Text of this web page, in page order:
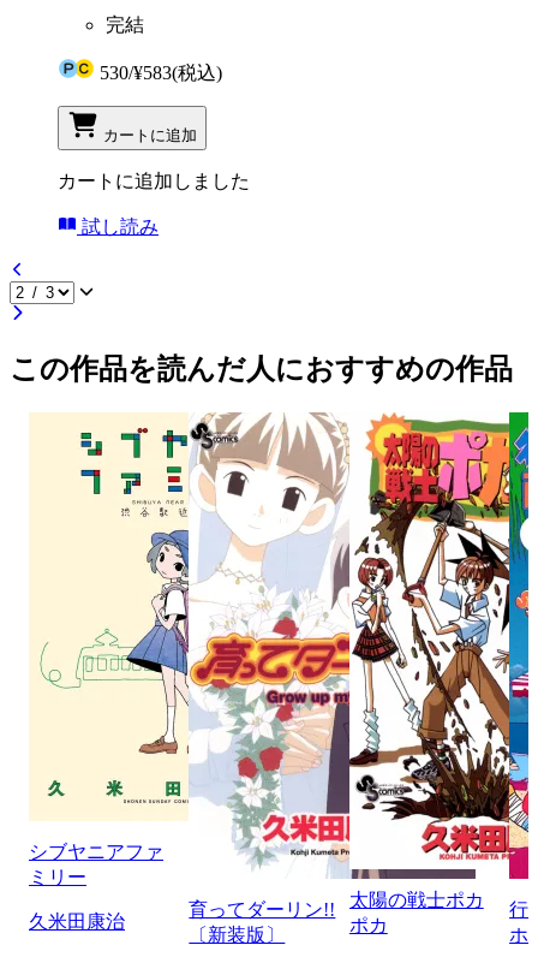
完結
530/¥583(税込)
カートに追加
カートに追加しました
試し読み
この作品を読んだ人におすすめの作品
シブヤニアファ
ミリー
久米田康治
育ってダーリン!!
〔新装版〕
太陽の戦士ポカ
ポカ
行
ホ